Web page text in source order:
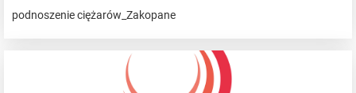
podnoszenie ciężarów_Zakopane